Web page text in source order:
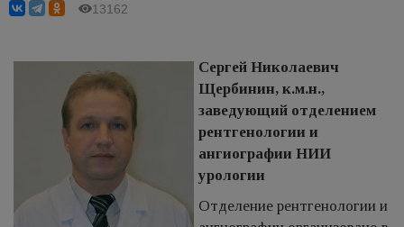
13162
Сергей Николаевич
Щербинин, к.м.н.,
заведующий отделением
рентгенологии и
ангиографии НИИ
урологии
Отделение рентгенологии и